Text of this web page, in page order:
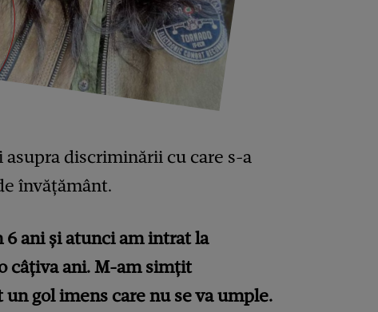
asupra discriminării cu care s-a
învățământ.
6 ani și atunci am intrat la
câțiva ani. M-am simțit
gol imens care nu se va umple.